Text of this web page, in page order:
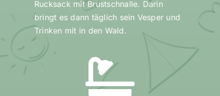
Rucksack mit Brustschnalle. Darin
bringt es dann täglich sein Vesper und
Trinken mit in den Wald.